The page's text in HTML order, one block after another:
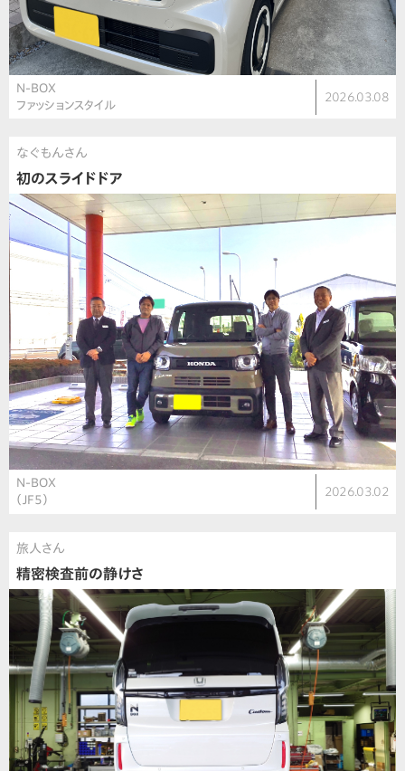
N-BOX
ファッションスタイル
2026.03.08
なぐもんさん
初のスライドドア
N-BOX
（JF5）
2026.03.02
旅人さん
精密検査前の静けさ